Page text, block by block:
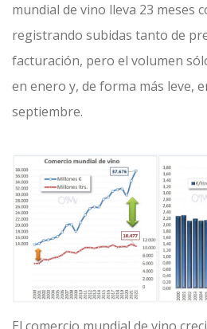
mundial de vino lleva 23 meses
registrando subidas tanto de
facturación, pero el volumen
en enero y, de forma más leve,
septiembre.